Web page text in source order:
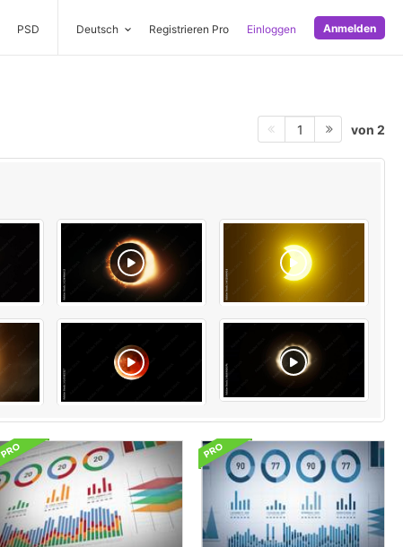
PSD Deutsch Registrieren Pro Einloggen Anmelden
1 von 2